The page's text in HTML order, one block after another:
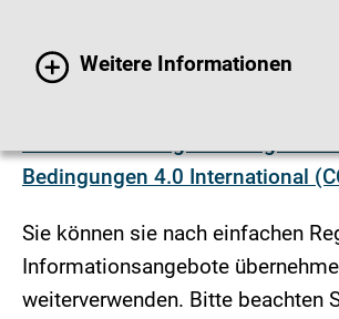
Weitere Informationen
anders vermerkt ist,
Bedingungen 4.0 International
Sie können sie nach einfachen
Informationsangebote
weiterverwenden. Bitte beachten